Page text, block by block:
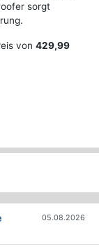
sorgt
von 429,99
05.08.2026